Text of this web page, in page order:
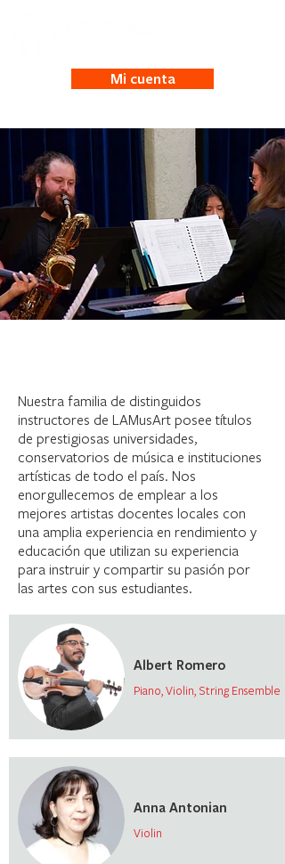
Mi cuenta
Nuestra familia de distinguidos
instructores de LAMusArt posee títulos
de prestigiosas universidades,
conservatorios de música e instituciones
artísticas de todo el país. Nos
enorgullecemos de emplear a los
mejores artistas docentes locales con
una amplia experiencia en rendimiento y
educación que utilizan su experiencia
para instruir y compartir su pasión por
las artes con sus estudiantes.
Albert Romero
Piano, Violin, String Ensemble
Anna Antonian
Violin